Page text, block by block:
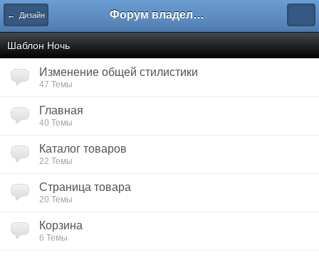
← Дизайн Форум владельцев интернет-магазинов
Шаблон Ночь
Изменение общей стилистики
47 Темы
Главная
40 Темы
Каталог товаров
22 Темы
Страница товара
20 Темы
Корзина
6 Темы